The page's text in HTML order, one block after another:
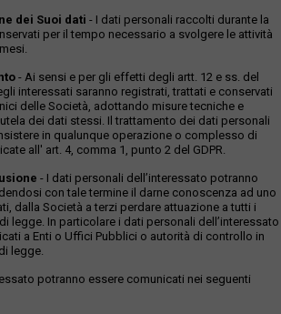
dei Suoi dati - I dati personali raccolti durante la
per il tempo necessario a svolgere le attività
- Ai sensi e per gli effetti degli artt. 12 e ss. del
interessati saranno registrati, trattati e conservati
delle Società, adottando misure tecniche e
dei dati stessi. Il trattamento dei dati personali
in qualunque operazione o complesso di
all' art. 4, comma 1, punto 2 del GDPR.
- I dati personali dell’interessato potranno
con tale termine il darne conoscenza ad uno
dalla Società a terzi perdare attuazione a tutti i
legge. In particolare i dati personali dell’interessato
a Enti o Uffici Pubblici o autorità di controllo in
legge.
potranno essere comunicati nei seguenti